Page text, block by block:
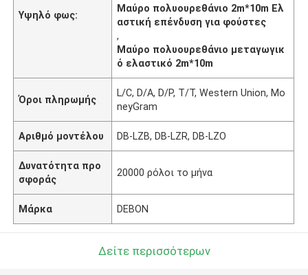
Υψηλό φως:
Μαύρο πολυουρεθάνιο 2m*10m Ελ
αστική επένδυση για φούστες
,
Μαύρο πολυουρεθάνιο μεταγωγικ
ό ελαστικό 2m*10m
Όροι πληρωμής
L/C, D/A, D/P, T/T, Western Union, Mo
neyGram
Αριθμό μοντέλου DB-LZB, DB-LZR, DB-LZO
Δυνατότητα προ
σφοράς
20000 ρόλοι το μήνα
Μάρκα DEBON
Δείτε περισσότερων